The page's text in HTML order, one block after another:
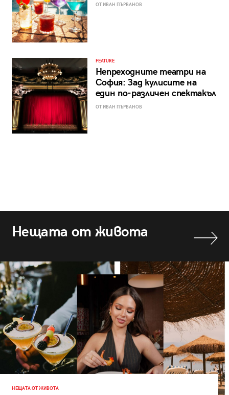
ОТ ИВАН ПЪРВАНОВ
FEATURE
Непреходните театри на
София: Зад кулисите на
един по-различен спектакъл
ОТ ИВАН ПЪРВАНОВ
Нещата от живота
НЕЩАТА ОТ ЖИВОТА